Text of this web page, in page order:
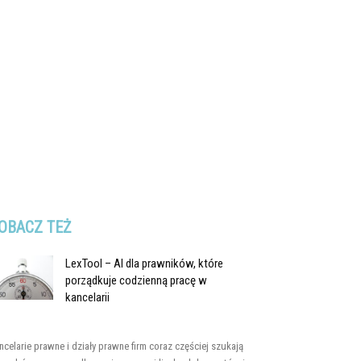
TEŻ
LexTool – AI dla prawników, które
porządkuje codzienną pracę w
kancelarii
prawne i działy prawne firm coraz częściej szukają